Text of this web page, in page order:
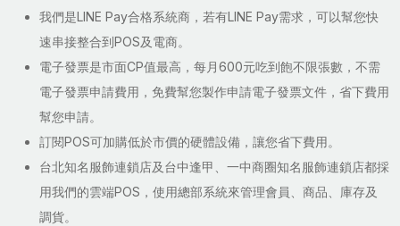
我們是LINE Pay合格系統商，若有LINE Pay需求，可以幫您快
速串接整合到POS及電商。
電子發票是市面CP值最高，每月600元吃到飽不限張數，不需
電子發票申請費用，免費幫您製作申請電子發票文件，省下費用
幫您申請。
訂閱POS可加購低於市價的硬體設備，讓您省下費用。
台北知名服飾連鎖店及台中逢甲、一中商圈知名服飾連鎖店都採
用我們的雲端POS，使用總部系統來管理會員、商品、庫存及
調貨。